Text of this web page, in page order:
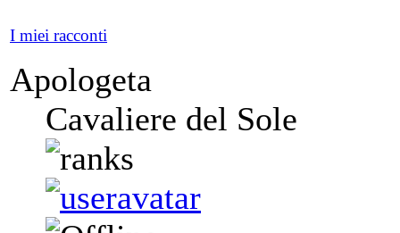
I miei racconti
Apologeta
Cavaliere del Sole